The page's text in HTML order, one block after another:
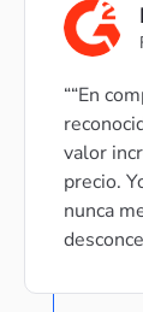
“En
valor
precio.
nunca